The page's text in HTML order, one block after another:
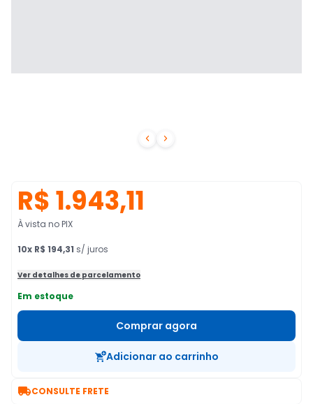
 
R$ 1.943,11
À vista no PIX
10x R$ 194,31 s/ juros
Ver detalhes de parcelamento
Em estoque
Comprar agora
Adicionar ao carrinho
CONSULTE FRETE